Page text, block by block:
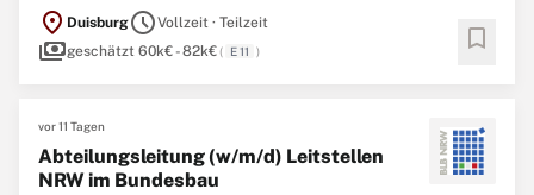
location_on DuisburgscheduleVollzeit · Teilzeit
paymentsgeschätzt 60k€ - 82k€( E 11 ) bookmark
vor 11 Tagen
Abteilungsleitung (w/m/d) Leitstellen
NRW im Bundesbau